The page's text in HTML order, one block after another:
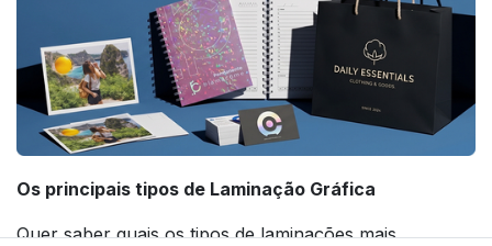
Os principais tipos de Laminação Gráfica
Quer saber quais os tipos de laminações mais